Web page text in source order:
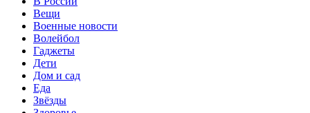
Вещи
Военные новости
Волейбол
Гаджеты
Дети
Дом и сад
Еда
Звёзды